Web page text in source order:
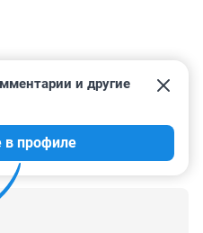
и другие
в профиле